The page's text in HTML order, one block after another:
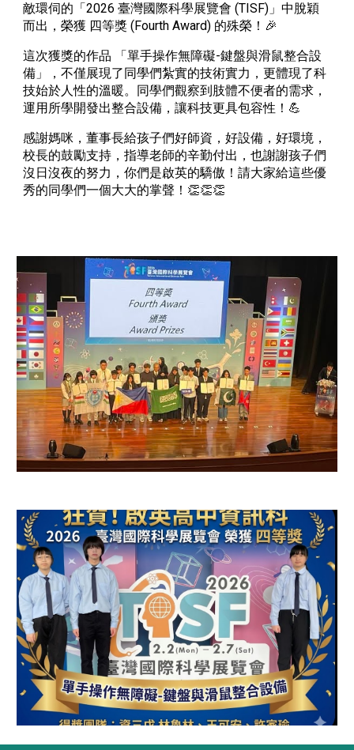
敵環伺的「2026 臺灣國際科學展覽會 (TISF)」中脫穎
而出，榮獲 四等獎 (Fourth Award) 的殊榮！🎉
這次獲獎的作品 「單手操作無障礙-鍵盤與滑鼠整合設
備」，不僅展現了同學們紮實的技術實力，更體現了科
技始於人性的溫暖。同學們觀察到肢體不便者的需求，
運用所學開發出整合設備，讓科技更具包容性！💪
感謝媽咪，董事長給孩子們好師資，好設備，好環境，
校長的鼓勵支持，指導老師的辛勤付出，也謝謝孩子們
沒日沒夜的努力，你們是啟英的驕傲！請大家給這些優
秀的同學們一個大大的掌聲！👏👏👏